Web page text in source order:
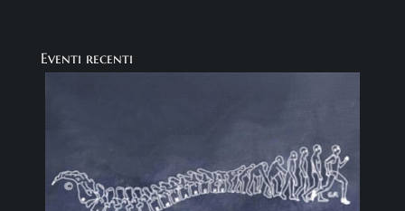
Eventi recenti